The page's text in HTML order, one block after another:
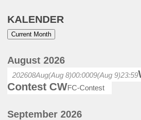
KALENDER
Current Month
August 2026
202608Aug(Aug 8)00:0009(Aug 9)23:59
Contest CWFC-Contest
September 2026